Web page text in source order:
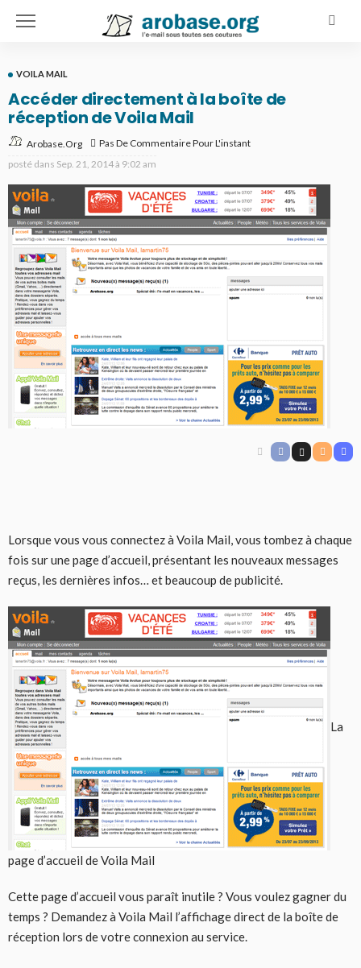
VOILA MAIL
Accéder directement à la boîte de
réception de Voila Mail
Arobase.org
Pas De Commentaire Pour L'instant
posté dans Sep. 21, 2014 à 9:02 am
Lorsque vous vous connectez à Voila Mail, vous tombez à chaque
fois sur une page d’accueil, présentant les nouveaux messages
reçus, les dernières infos… et beaucoup de publicité.
La
page d’accueil de Voila Mail
Cette page d’accueil vous paraît inutile ? Vous voulez gagner du
temps ? Demandez à Voila Mail l’affichage direct de la boîte de
réception lors de votre connexion au service.